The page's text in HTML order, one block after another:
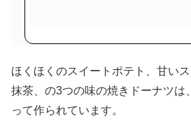
ほくほくのスイートポテト、甘い
抹茶、の3つの味の焼きドーナツは
って作られています。